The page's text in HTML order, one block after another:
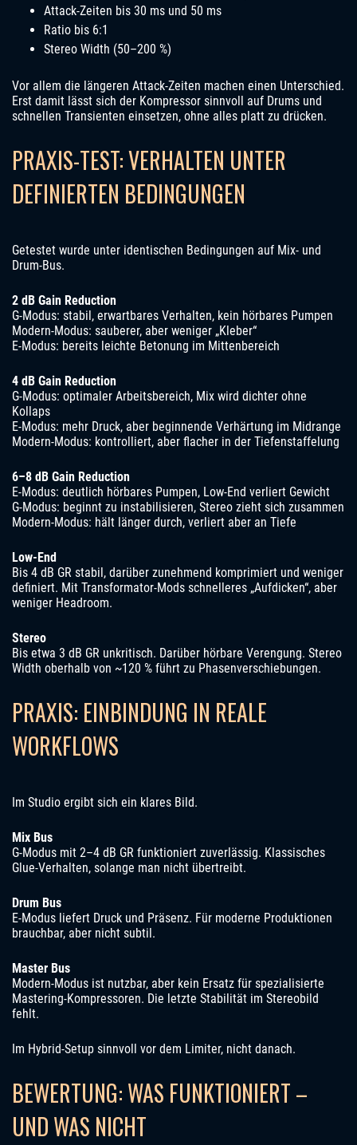
Attack-Zeiten bis 30 ms und 50 ms
Ratio bis 6:1
Stereo Width (50–200 %)
Vor allem die längeren Attack-Zeiten machen einen Unterschied.
Erst damit lässt sich der Kompressor sinnvoll auf Drums und
schnellen Transienten einsetzen, ohne alles platt zu drücken.
PRAXIS-TEST: VERHALTEN UNTER
DEFINIERTEN BEDINGUNGEN
Getestet wurde unter identischen Bedingungen auf Mix- und
Drum-Bus.
2 dB Gain Reduction
G-Modus: stabil, erwartbares Verhalten, kein hörbares Pumpen
Modern-Modus: sauberer, aber weniger „Kleber“
E-Modus: bereits leichte Betonung im Mittenbereich
4 dB Gain Reduction
G-Modus: optimaler Arbeitsbereich, Mix wird dichter ohne
Kollaps
E-Modus: mehr Druck, aber beginnende Verhärtung im Midrange
Modern-Modus: kontrolliert, aber flacher in der Tiefenstaffelung
6–8 dB Gain Reduction
E-Modus: deutlich hörbares Pumpen, Low-End verliert Gewicht
G-Modus: beginnt zu instabilisieren, Stereo zieht sich zusammen
Modern-Modus: hält länger durch, verliert aber an Tiefe
Low-End
Bis 4 dB GR stabil, darüber zunehmend komprimiert und weniger
definiert. Mit Transformator-Mods schnelleres „Aufdicken“, aber
weniger Headroom.
Stereo
Bis etwa 3 dB GR unkritisch. Darüber hörbare Verengung. Stereo
Width oberhalb von ~120 % führt zu Phasenverschiebungen.
PRAXIS: EINBINDUNG IN REALE
WORKFLOWS
Im Studio ergibt sich ein klares Bild.
Mix Bus
G-Modus mit 2–4 dB GR funktioniert zuverlässig. Klassisches
Glue-Verhalten, solange man nicht übertreibt.
Drum Bus
E-Modus liefert Druck und Präsenz. Für moderne Produktionen
brauchbar, aber nicht subtil.
Master Bus
Modern-Modus ist nutzbar, aber kein Ersatz für spezialisierte
Mastering-Kompressoren. Die letzte Stabilität im Stereobild
fehlt.
Im Hybrid-Setup sinnvoll vor dem Limiter, nicht danach.
BEWERTUNG: WAS FUNKTIONIERT –
UND WAS NICHT